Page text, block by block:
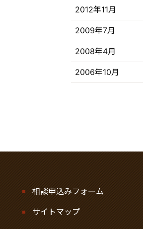
2012年11月
2009年7月
2008年4月
2006年10月
相談申込みフォーム
サイトマップ